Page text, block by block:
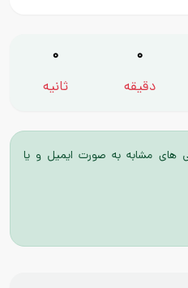
0
دقیقه
0
ثانیه
های مشابه به صورت ایمیل و یا